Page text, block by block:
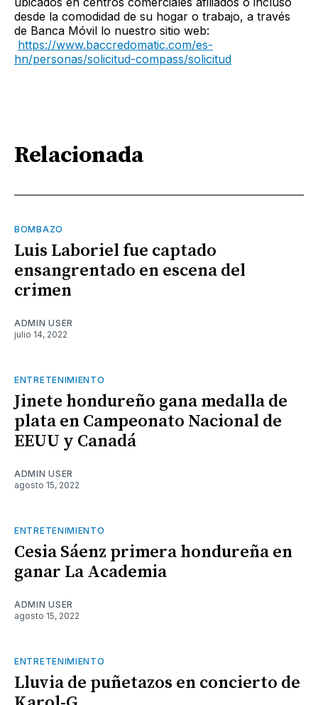
desde la comodidad de su hogar o trabajo, a través
de Banca Móvil lo nuestro sitio web:
https://www.baccredomatic.com/es-
hn/personas/solicitud-compass/solicitud
Relacionada
BOMBAZO
Luis Laboriel fue captado
ensangrentado en escena del
crimen
ADMIN USER
julio 14, 2022
ENTRETENIMIENTO
Jinete hondureño gana medalla de
plata en Campeonato Nacional de
EEUU y Canadá
ADMIN USER
agosto 15, 2022
ENTRETENIMIENTO
Cesia Sáenz primera hondureña en
ganar La Academia
ADMIN USER
agosto 15, 2022
ENTRETENIMIENTO
Lluvia de puñetazos en concierto de